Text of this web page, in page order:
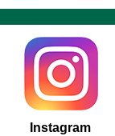
Instagram